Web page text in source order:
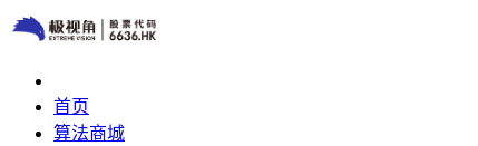
首页
算法商城